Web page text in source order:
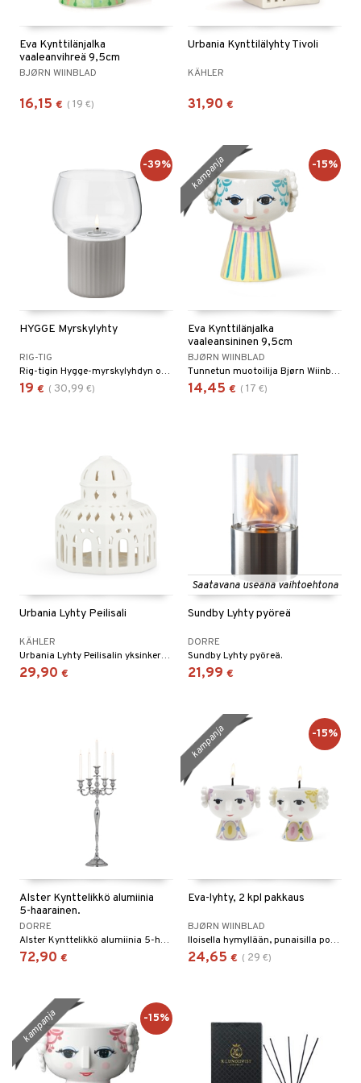
Eva Kynttilänjalka
vaaleanvihreä 9,5cm
BJØRN WIINBLAD
16,15 € ( 19 €)
Urbania Kynttilälyhty Tivoli
KÄHLER
31,90 €
HYGGE Myrskylyhty
RIG-TIG
Rig-tigin Hygge-myrskylyhdyn on luonut duo Christina Halskov ja Hanne Dalsgaard.
19 € ( 30,99 €)
-39%
Eva Kynttilänjalka
vaaleansininen 9,5cm
BJØRN WIINBLAD
Tunnetun muotoilija Bjørn Wiinbladin kynttilänjaloissa on kaunis ja trendikäs keraaminen muotoilu.
14,45 € ( 17 €)
kampanja -15%
Urbania Lyhty Peilisali
KÄHLER
Urbania Lyhty Peilisalin yksinkertainen ja runollinen ilmaisu tekee siitä sopivan moderniin kotiin
29,90 €
Saatavana useana vaihtoehtona
Sundby Lyhty pyöreä
DORRE
Sundby Lyhty pyöreä.
21,99 €
Alster Kynttelikkö alumiinia
5-haarainen.
DORRE
Alster Kynttelikkö alumiinia 5-haarainen.
72,90 €
Eva-lyhty, 2 kpl pakkaus
BJØRN WIINBLAD
Iloisella hymyllään, punaisilla poskillaan ja värikkäillä koristeillaan Eva vangitsee kaikilla tavoilla Bjørn Wiinbladin olemuksen henkilönä ja taiteilijana – jopa silloin, kun hän ottaa kynttilälyhdyn muodon.
24,65 € ( 29 €)
kampanja -15%
kampanja -15%
& Tyynyliinat